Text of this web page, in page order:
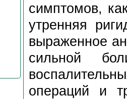
симптомов,
утренняя
выраженное
сильной
операций и